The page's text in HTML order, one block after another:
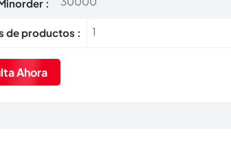
:
de productos : 1
Ahora